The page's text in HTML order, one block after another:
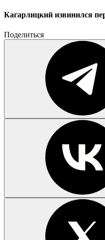
Кагарлицкий извинился
Поделиться